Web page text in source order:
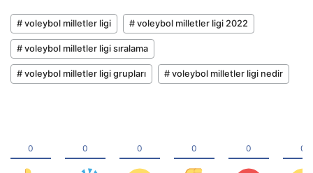
# voleybol milletler ligi # voleybol milletler ligi 2022